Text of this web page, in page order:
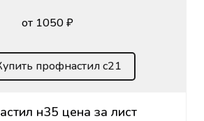
от 1050 ₽
профнастил с21
н35 цена за лист